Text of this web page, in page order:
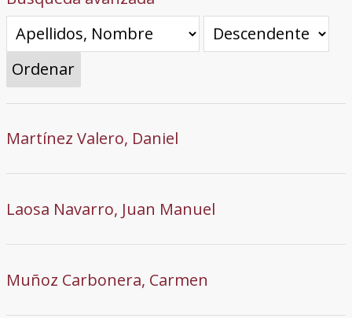
Ordenar
Martínez Valero, Daniel
Laosa Navarro, Juan Manuel
Muñoz Carbonera, Carmen